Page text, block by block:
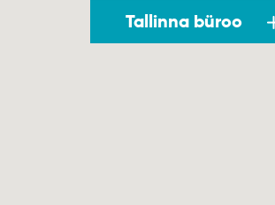
Tallinna büroo